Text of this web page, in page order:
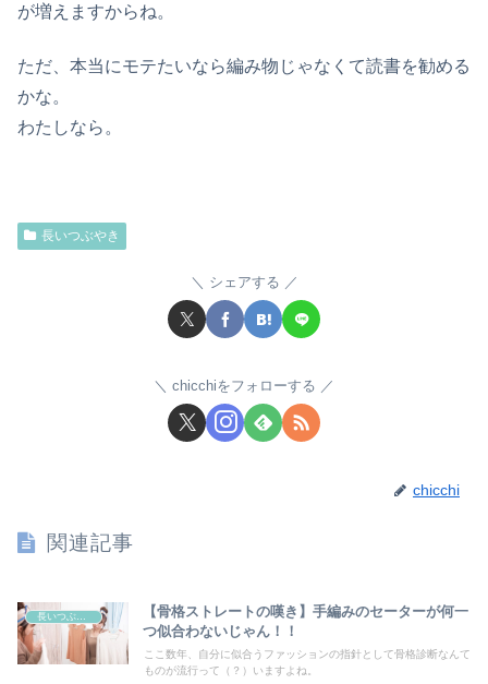
が増えますからね。
ただ、本当にモテたいなら編み物じゃなくて読書を勧める
かな。
わたしなら。
長いつぶやき
シェアする
chicchiをフォローする
chicchi
関連記事
【骨格ストレートの嘆き】手編みのセーターが何一
つ似合わないじゃん！！
ここ数年、自分に似合うファッションの指針として骨格診断なんて
ものが流行って（？）いますよね。